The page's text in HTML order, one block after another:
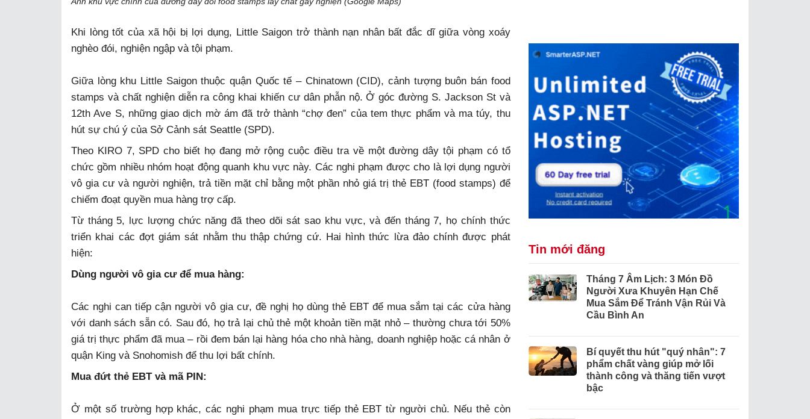
Khi lòng tốt của xã hội bị lợi dụng, Little Saigon trở thành nạn nhân bất đắc dĩ giữa vòng xoáy
nghèo đói, nghiện ngập và tội phạm.
Giữa lòng khu Little Saigon thuộc quận Quốc tế – Chinatown (CID), cảnh tượng buôn bán food
stamps và chất nghiện diễn ra công khai khiến cư dân phẫn nộ. Ở góc đường S. Jackson St và
12th Ave S, những giao dịch mờ ám đã trở thành “chợ đen” của tem thực phẩm và ma túy, thu
hút sự chú ý của Sở Cảnh sát Seattle (SPD).
Theo KIRO 7, SPD cho biết họ đang mở rộng cuộc điều tra về một đường dây tội phạm có tổ
chức gồm nhiều nhóm hoạt động quanh khu vực này. Các nghi phạm được cho là lợi dụng người
vô gia cư và người nghiện, trả tiền mặt chỉ bằng một phần nhỏ giá trị thẻ EBT (food stamps) để
chiếm đoạt quyền mua hàng trợ cấp.
Từ tháng 5, lực lượng chức năng đã theo dõi sát sao khu vực, và đến tháng 7, họ chính thức
triển khai các đợt giám sát nhằm thu thập chứng cứ. Hai hình thức lừa đảo chính được phát
hiện:
Dùng người vô gia cư để mua hàng:
Các nghi can tiếp cận người vô gia cư, đề nghị họ dùng thẻ EBT để mua sắm tại các cửa hàng
với danh sách sẵn có. Sau đó, họ trả lại chủ thẻ một khoản tiền mặt nhỏ – thường chưa tới 50%
giá trị thực phẩm đã mua – rồi đem bán lại hàng hóa cho nhà hàng, doanh nghiệp hoặc cá nhân ở
quận King và Snohomish để thu lợi bất chính.
Mua đứt thẻ EBT và mã PIN:
Ở một số trường hợp khác, các nghi phạm mua trực tiếp thẻ EBT từ người chủ. Nếu thẻ còn
Tin mới đăng
Tháng 7 Âm Lịch: 3 Món Đồ
Người Xưa Khuyên Hạn Chế
Mua Sắm Để Tránh Vận Rủi Và
Cầu Bình An
Bí quyết thu hút "quý nhân": 7
phẩm chất vàng giúp mở lối
thành công và thăng tiến vượt
bậc